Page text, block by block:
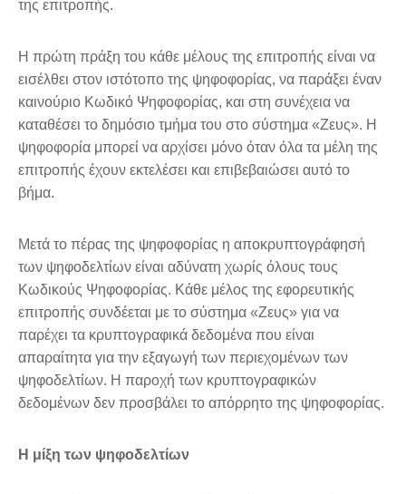
της επιτροπής.
Η πρώτη πράξη του κάθε μέλους της επιτροπής είναι να
εισέλθει στον ιστότοπο της ψηφοφορίας, να παράξει έναν
καινούριο Κωδικό Ψηφοφορίας, και στη συνέχεια να
καταθέσει το δημόσιο τμήμα του στο σύστημα «Ζευς». Η
ψηφοφορία μπορεί να αρχίσει μόνο όταν όλα τα μέλη της
επιτροπής έχουν εκτελέσει και επιβεβαιώσει αυτό το
βήμα.
Μετά το πέρας της ψηφοφορίας η αποκρυπτογράφησή
των ψηφοδελτίων είναι αδύνατη χωρίς όλους τους
Κωδικούς Ψηφοφορίας. Κάθε μέλος της εφορευτικής
επιτροπής συνδέεται με το σύστημα «Ζευς» για να
παρέχει τα κρυπτογραφικά δεδομένα που είναι
απαραίτητα για την εξαγωγή των περιεχομένων των
ψηφοδελτίων. Η παροχή των κρυπτογραφικών
δεδομένων δεν προσβάλει το απόρρητο της ψηφοφορίας.
Η μίξη των ψηφοδελτίων